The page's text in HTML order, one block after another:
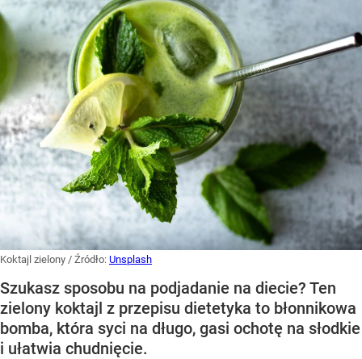
Koktajl zielony / Źródło: Unsplash
Szukasz sposobu na podjadanie na diecie? Ten
zielony koktajl z przepisu dietetyka to błonnikowa
bomba, która syci na długo, gasi ochotę na słodkie
i ułatwia chudnięcie.